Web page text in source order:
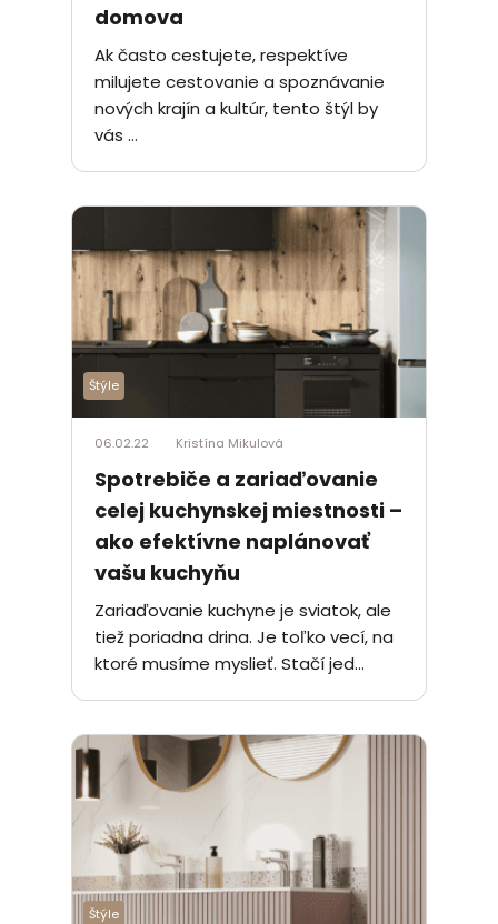
domova
Ak často cestujete, respektíve
milujete cestovanie a spoznávanie
nových krajín a kultúr, tento štýl by
vás ...
Štýle
06.02.22 Kristína Mikulová
Spotrebiče a zariaďovanie
celej kuchynskej miestnosti –
ako efektívne naplánovať
vašu kuchyňu
Zariaďovanie kuchyne je sviatok, ale
tiež poriadna drina. Je toľko vecí, na
ktoré musíme myslieť. Stačí jed...
Štýle